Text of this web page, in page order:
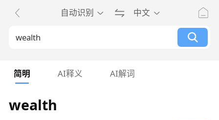
自动识别 中文
简明 AI释义 AI解词
wealth